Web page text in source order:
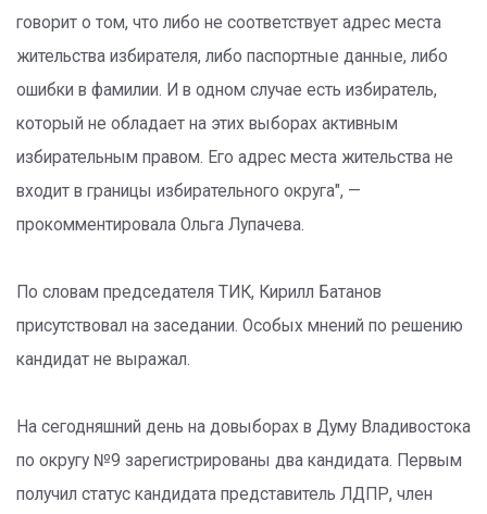
говорит о том, что либо не соответствует адрес места
жительства избирателя, либо паспортные данные, либо
ошибки в фамилии. И в одном случае есть избиратель,
который не обладает на этих выборах активным
избирательным правом. Его адрес места жительства не
входит в границы избирательного округа", —
прокомментировала Ольга Лyпачева.
По словам председателя ТИК, Кирилл Батанов
присутствовал на заседании. Особых мнений по решению
кандидат не выражал.
На сегодняшний день на довыборах в Думу Владивостока
по округу №9 зарегистрированы два кандидата. Первым
получил статус кандидата представитель ЛДПР, член